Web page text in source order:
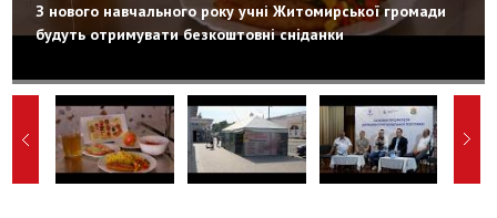
З нового навчального року учні Житомирської громади
будуть отримувати безкоштовні сніданки